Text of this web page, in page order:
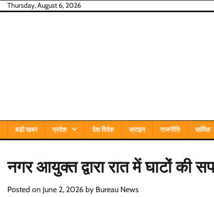
SkipThursday, August 6, 2026
बड़ी खबर प्रदेश देश विदेश क्राइम राजनीति धार्मिक
नगर आयुक्त द्वारा रात में घाटों की
Posted on June 2, 2026 by Bureau News